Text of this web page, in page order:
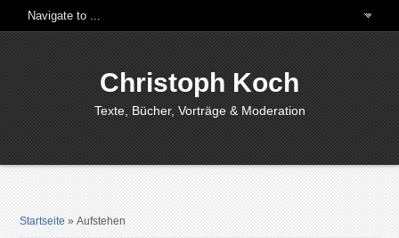
Christoph Koch
Texte, Bücher, Vorträge & Moderation
Startseite »Aufstehen